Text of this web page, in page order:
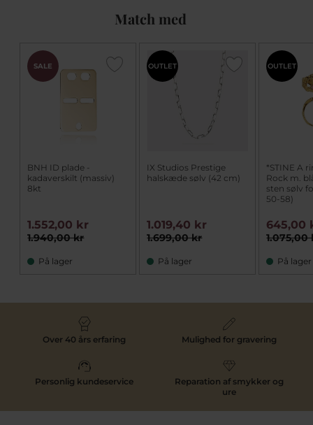
Match med
SALE
BNH ID plade -
kadaverskilt (massiv)
8kt
1.940,00 kr
1.552,00 kr
På lager
OUTLET
IX Studios Prestige
halskæde sølv (42 cm)
1.699,00 kr
1.019,40 kr
På lager
OUTLET
*STINE A
Rock m.
sten sølv
50-58)
1.075,00
645,00
På lager
Over 40 års erfaring Mulighed for gravering
Personlig kundeservice
Reparation af smykker og
ure